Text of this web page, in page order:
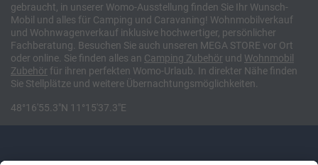
gebraucht, in unserer Womo-Ausstellung finden Sie Ihr Wunsch-
Mobil und alles für Camping und Caravaning! Wohnmobilverkauf
und Wohnwagenverkauf inklusive hochwertiger, persönlicher
Fachberatung. Besuchen Sie auch unseren MEGA STORE vor Ort
oder online. Sie finden alles an Camping Zubehör und Wohnmobil
Zubehör für ihren perfekten Womo-Urlaub. In direkter Nähe finden
Sie Stellplätze und weitere Übernachtungsmöglichkeiten.
48°16'55.3"N 11°15'37.3"E